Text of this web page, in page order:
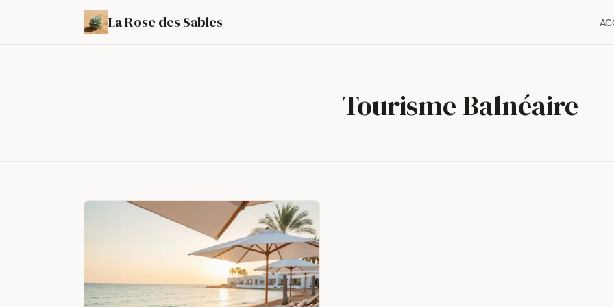
La Rose des Sables
Tourisme Balnéaire